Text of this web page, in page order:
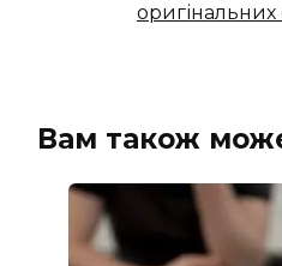
оригінальних
Вам також